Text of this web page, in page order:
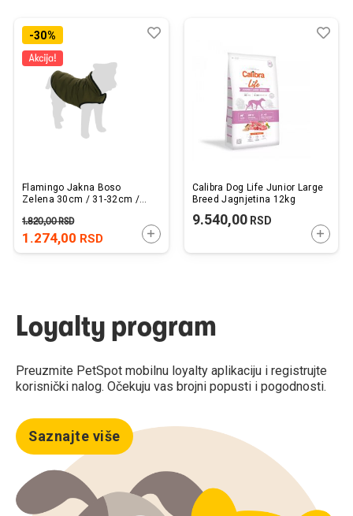
-30%
Flamingo Jakna Boso
Zelena 30cm / 31-32cm /
1.274,00 RSD
1.820,00RSD
DODAJTE U KORPU
Dodaj
Uporedi
Calibra Dog Life Junior Large
Breed Jagnjetina 12kg
9.540,00RSD
Loyalty program
Preuzmite PetSpot mobilnu loyalty aplikaciju i registrujte
korisnički nalog. Očekuju vas brojni popusti i pogodnosti.
Saznajte više